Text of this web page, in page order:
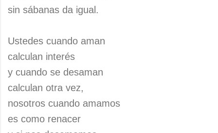
sin sábanas da igual.
Ustedes cuando aman
calculan interés
y cuando se desaman
calculan otra vez,
nosotros cuando amamos
es como renacer